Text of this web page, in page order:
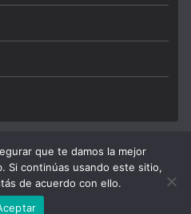
Perú. All rights reserved.
Powered by
que te damos la mejor
Si continúas usando este sitio,
de acuerdo con ello.